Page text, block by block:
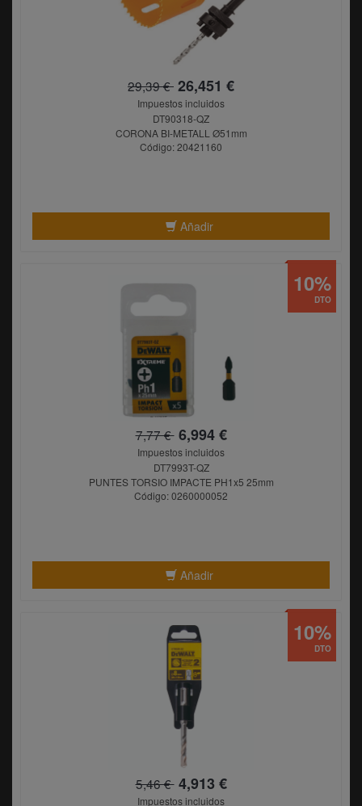
29,39 € 26,451 €
Impuestos incluidos
DT90318-QZ
CORONA BI-METALL Ø51mm
Código: 20421160
Añadir
7,77 €6,994 €
Impuestos incluidos
DT7993T-QZ
PUNTES TORSIO IMPACTE PH1x5 25mm
Código: 0260000052
Añadir
DTO
10%
5,46 €4,913 €
Impuestos incluidos
DTO
10%